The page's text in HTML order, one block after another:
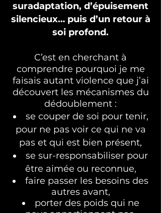
suradaptation, d’épuisement
silencieux… puis d’un retour à
soi profond.
C’est en cherchant à
comprendre pourquoi je me
faisais autant violence que j’ai
découvert les mécanismes du
dédoublement :
se couper de soi pour tenir,
pour ne pas voir ce qui ne va
pas et qui est bien présent,
se sur-responsabiliser pour
être aimée ou reconnue,
faire passer les besoins des
autres avant,
porter des poids qui ne